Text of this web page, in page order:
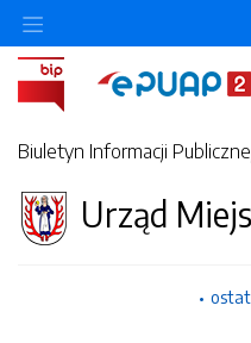
Biuletyn Informacji
Urząd